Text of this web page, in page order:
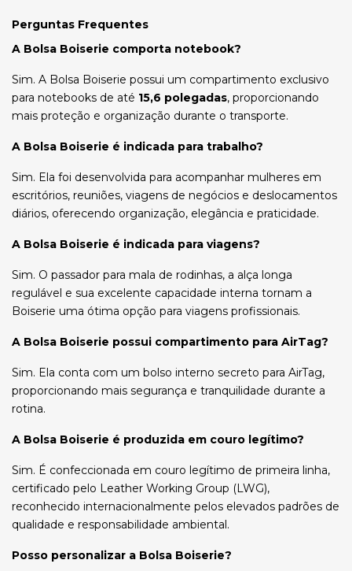
Perguntas Frequentes
A Bolsa Boiserie comporta notebook?
Sim. A Bolsa Boiserie possui um compartimento exclusivo
para notebooks de até 15,6 polegadas, proporcionando
mais proteção e organização durante o transporte.
A Bolsa Boiserie é indicada para trabalho?
Sim. Ela foi desenvolvida para acompanhar mulheres em
escritórios, reuniões, viagens de negócios e deslocamentos
diários, oferecendo organização, elegância e praticidade.
A Bolsa Boiserie é indicada para viagens?
Sim. O passador para mala de rodinhas, a alça longa
regulável e sua excelente capacidade interna tornam a
Boiserie uma ótima opção para viagens profissionais.
A Bolsa Boiserie possui compartimento para AirTag?
Sim. Ela conta com um bolso interno secreto para AirTag,
proporcionando mais segurança e tranquilidade durante a
rotina.
A Bolsa Boiserie é produzida em couro legítimo?
Sim. É confeccionada em couro legítimo de primeira linha,
certificado pelo Leather Working Group (LWG),
reconhecido internacionalmente pelos elevados padrões de
qualidade e responsabilidade ambiental.
Posso personalizar a Bolsa Boiserie?